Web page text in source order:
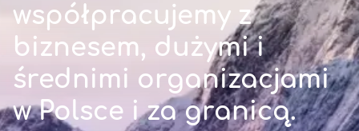
współpracujemy z
biznesem, dużymi i
średnimi organizacjami
w Polsce i za granicą.